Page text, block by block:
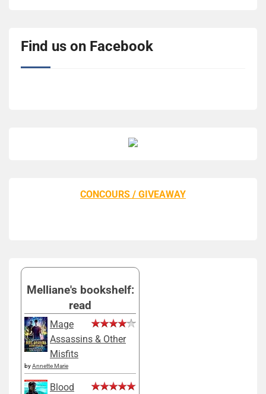
Find us on Facebook
CONCOURS / GIVEAWAY
Melliane's bookshelf:
read
Mage
Assassins & Other
Misfits
byAnnette Marie
Blood